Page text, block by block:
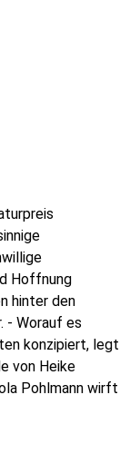
Hoffnung
hinter den
- Worauf es
konzipiert, legt
von Heike
Pohlmann wirft